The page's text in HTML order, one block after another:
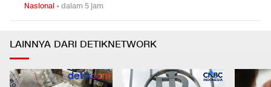
Nasional •dalam 5 jam
LAINNYA DARI DETIKNETWORK